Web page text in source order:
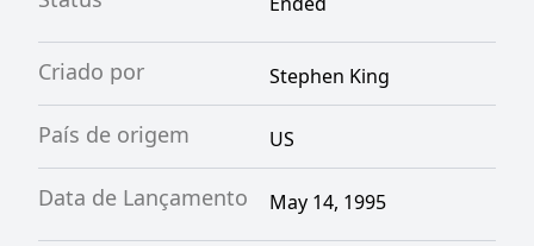
Criado por Stephen King
País de origem US
Data de Lançamento May 14, 1995